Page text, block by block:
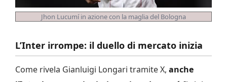
Jhon Lucumí in azione con la maglia del Bologna
L’Inter irrompe: il duello di mercato inizia
Come rivela Gianluigi Longari tramite X, anche